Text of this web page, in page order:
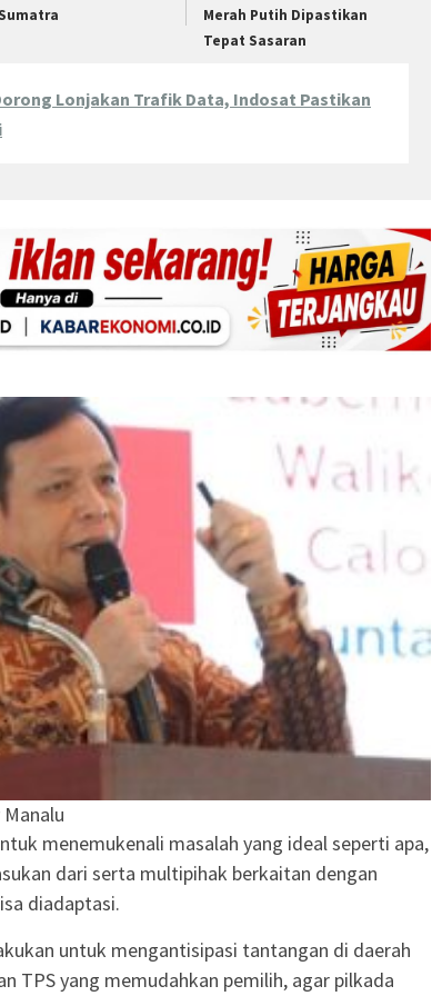
Merah Putih Dipastikan
Tepat Sasaran
Lonjakan Trafik Data, Indosat Pastikan
menemukenali masalah yang ideal seperti apa,
dari serta multipihak berkaitan dengan
diadaptasi.
untuk mengantisipasi tantangan di daerah
TPS yang memudahkan pemilih, agar pilkada